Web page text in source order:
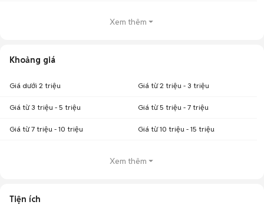
Xem thêm
Khoảng giá
Giá dưới 2 triệu Giá từ 2 triệu - 3 triệu
Giá từ 3 triệu - 5 triệu Giá từ 5 triệu - 7 triệu
Giá từ 7 triệu - 10 triệu Giá từ 10 triệu - 15 triệu
Xem thêm
Tiện ích